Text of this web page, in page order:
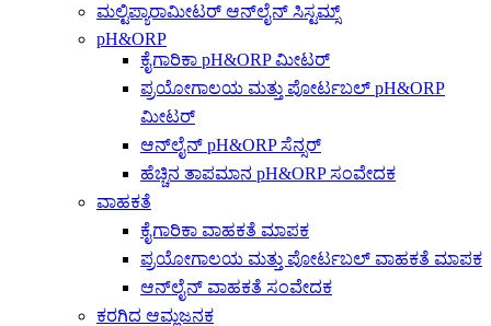
ಮಲ್ಟಿಪ್ಯಾರಾಮೀಟರ್ ಆನ್‌ಲೈನ್ ಸಿಸ್ಟಮ್ಸ್
pH&ORP
ಕೈಗಾರಿಕಾ pH&ORP ಮೀಟರ್
ಪ್ರಯೋಗಾಲಯ ಮತ್ತು ಪೋರ್ಟಬಲ್ pH&ORP
ಮೀಟರ್
ಆನ್‌ಲೈನ್ pH&ORP ಸೆನ್ಸರ್
ಹೆಚ್ಚಿನ ತಾಪಮಾನ pH&ORP ಸಂವೇದಕ
ವಾಹಕತೆ
ಕೈಗಾರಿಕಾ ವಾಹಕತೆ ಮಾಪಕ
ಪ್ರಯೋಗಾಲಯ ಮತ್ತು ಪೋರ್ಟಬಲ್ ವಾಹಕತೆ ಮಾಪಕ
ಆನ್‌ಲೈನ್ ವಾಹಕತೆ ಸಂವೇದಕ
ಕರಗಿದ ಆಮ್ಲಜನಕ